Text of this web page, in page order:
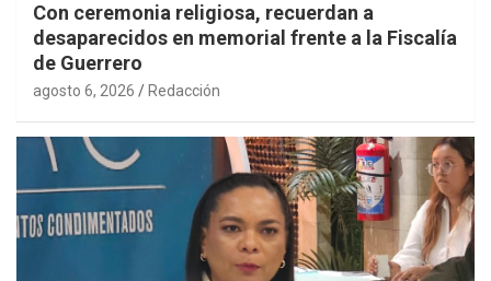
Con ceremonia religiosa, recuerdan a
desaparecidos en memorial frente a la Fiscalía
de Guerrero
agosto 6, 2026 Redacción